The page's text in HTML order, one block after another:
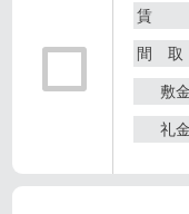
賃
間 取
敷金
礼金